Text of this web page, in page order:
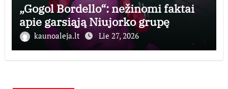
„Gogol Bordello“: nežinomi faktai
apie garsiąją Niujorko grupę
kaunoaleja.lt Lie 27, 2026